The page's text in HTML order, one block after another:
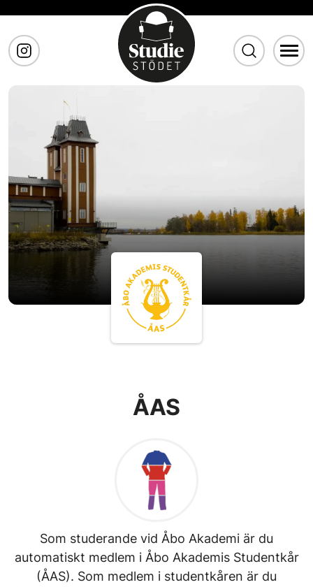
ÅAS
Som studerande vid Åbo Akademi är du
automatiskt medlem i Åbo Akademis Studentkår
(ÅAS). Som medlem i studentkåren är du